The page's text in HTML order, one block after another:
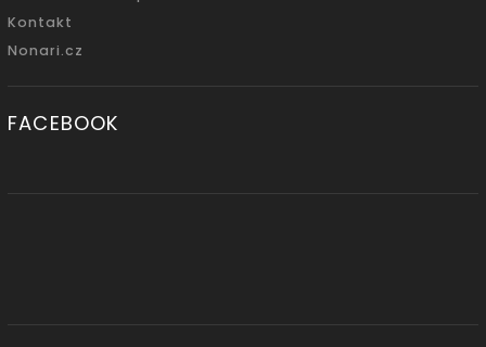
Kontakt
Nonari.cz
FACEBOOK